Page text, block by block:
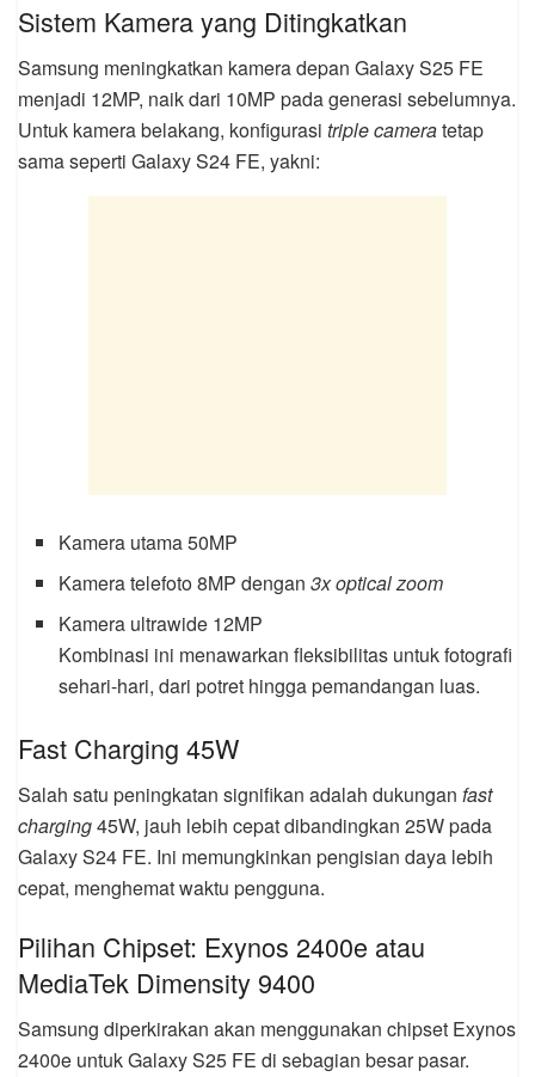
Sistem Kamera yang Ditingkatkan
Samsung meningkatkan kamera depan Galaxy S25 FE
menjadi 12MP, naik dari 10MP pada generasi sebelumnya.
Untuk kamera belakang, konfigurasi triple cameratetap
sama seperti Galaxy S24 FE, yakni:
Kamera utama 50MP
Kamera telefoto 8MP dengan3x optical zoom
Kamera ultrawide 12MP
Kombinasi ini menawarkan fleksibilitas untuk fotografi
sehari-hari, dari potret hingga pemandangan luas.
Fast Charging 45W
Salah satu peningkatan signifikan adalah dukungan fast
charging45W, jauh lebih cepat dibandingkan 25W pada
Galaxy S24 FE. Ini memungkinkan pengisian daya lebih
cepat, menghemat waktu pengguna.
Pilihan Chipset: Exynos 2400e atau
MediaTek Dimensity 9400
Samsung diperkirakan akan menggunakan chipset Exynos
2400e untuk Galaxy S25 FE di sebagian besar pasar.